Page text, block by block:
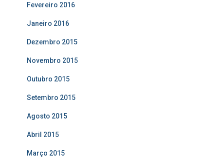
Fevereiro 2016
Janeiro 2016
Dezembro 2015
Novembro 2015
Outubro 2015
Setembro 2015
Agosto 2015
Abril 2015
Março 2015